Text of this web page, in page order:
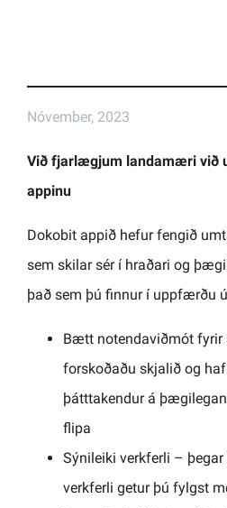
Nóvember, 2023
Við fjarlægjum landamæri við
appinu
Dokobit appið hefur fengið
sem skilar sér í hraðari og
það sem þú finnur í uppfærðu
Bætt notendaviðmót fyrir
forskoðaðu skjalið og
þátttakendur á
flipa
Sýnileiki verkferli –
verkferli getur þú fylgst